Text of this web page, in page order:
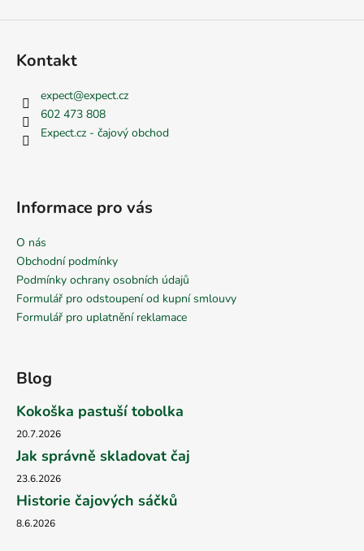
Kontakt
expect@expect.cz
602 473 808
Expect.cz - čajový obchod
Informace pro vás
O nás
Obchodní podmínky
Podmínky ochrany osobních údajů
Formulář pro odstoupení od kupní smlouvy
Formulář pro uplatnění reklamace
Blog
Kokoška pastuší tobolka
20.7.2026
Jak správně skladovat čaj
23.6.2026
Historie čajových sáčků
8.6.2026